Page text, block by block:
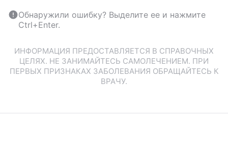
Обнаружили ошибку? Выделите ее и нажмите
Ctrl+Enter.
ИНФОРМАЦИЯ ПРЕДОСТАВЛЯЕТСЯ В СПРАВОЧНЫХ
ЦЕЛЯХ. НЕ ЗАНИМАЙТЕСЬ САМОЛЕЧЕНИЕМ. ПРИ
ПЕРВЫХ ПРИЗНАКАХ ЗАБОЛЕВАНИЯ ОБРАЩАЙТЕСЬ К
ВРАЧУ.